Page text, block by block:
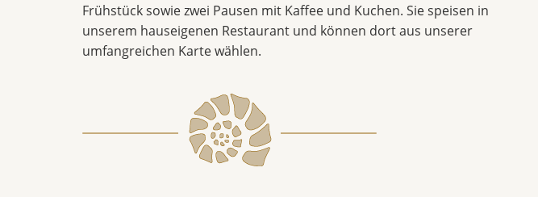
Frühstück sowie zwei Pausen mit Kaffee und Kuchen. Sie speisen in
unserem hauseigenen Restaurant und können dort aus unserer
umfangreichen Karte wählen.